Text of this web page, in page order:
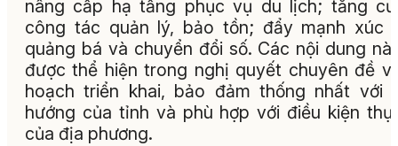
nâng cấp hạ tầng phục vụ du lịch; tăng
công tác quản lý, bảo tồn; đẩy mạnh xúc
quảng bá và chuyển đổi số. Các nội dung
được thể hiện trong nghị quyết chuyên đề
hoạch triển khai, bảo đảm thống nhất với
hướng của tỉnh và phù hợp với điều kiện
của địa phương.